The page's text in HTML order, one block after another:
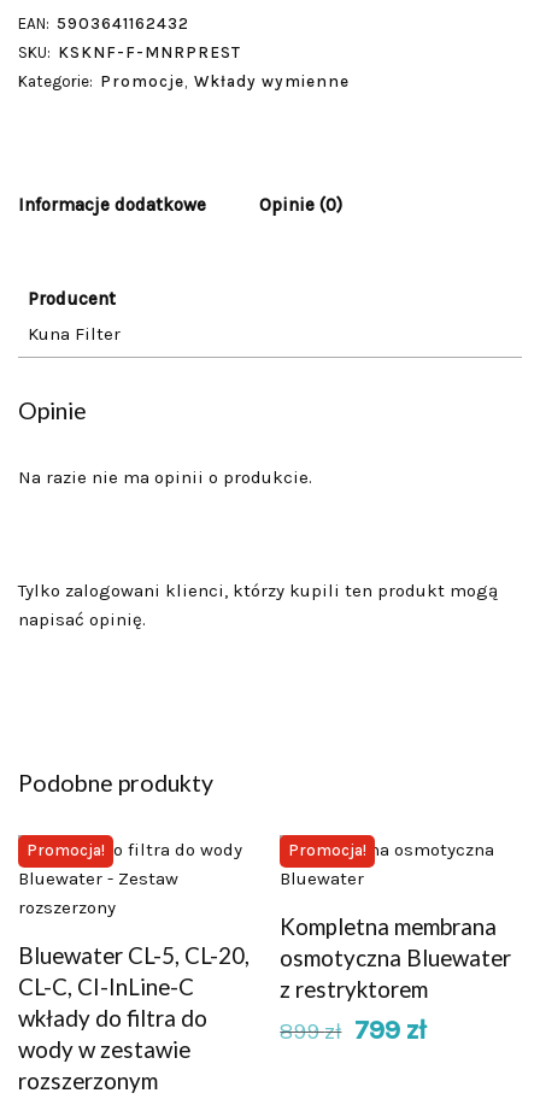
EAN: 5903641162432
SKU: KSKNF-F-MNRPREST
Kategorie: Promocje, Wkłady wymienne
Informacje dodatkowe Opinie (0)
Producent
Kuna Filter
Opinie
Na razie nie ma opinii o produkcie.
Tylko zalogowani klienci, którzy kupili ten produkt mogą
napisać opinię.
Podobne produkty
Promocja!
Bluewater CL-5, CL-20,
CL-C, CI-InLine-C
wkłady do filtra do
wody w zestawie
rozszerzonym
Promocja!
Kompletna membrana
osmotyczna Bluewater
z restryktorem
899zł 799 zł